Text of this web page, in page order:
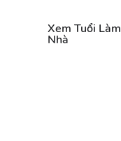
Xem Tuổi Làm
Nhà